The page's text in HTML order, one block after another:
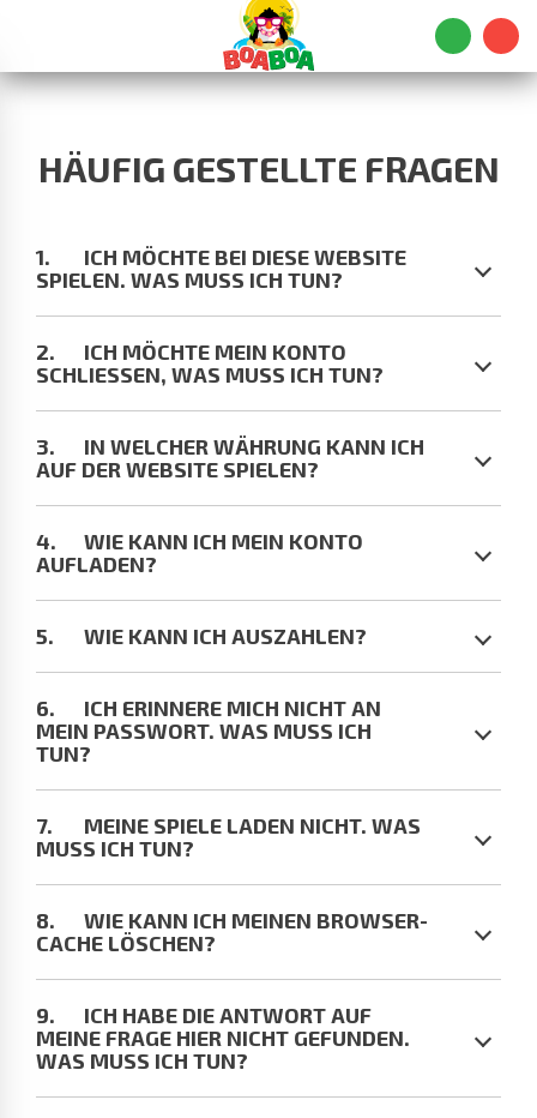
HÄUFIG GESTELLTE FRAGEN
ICH MÖCHTE BEI DIESE WEBSITE
SPIELEN. WAS MUSS ICH TUN?
ICH MÖCHTE MEIN KONTO
SCHLIESSEN, WAS MUSS ICH TUN?
IN WELCHER WÄHRUNG KANN ICH
AUF DER WEBSITE SPIELEN?
WIE KANN ICH MEIN KONTO
AUFLADEN?
WIE KANN ICH AUSZAHLEN?
ICH ERINNERE MICH NICHT AN
MEIN PASSWORT. WAS MUSS ICH
TUN?
MEINE SPIELE LADEN NICHT. WAS
MUSS ICH TUN?
WIE KANN ICH MEINEN BROWSER-
CACHE LÖSCHEN?
ICH HABE DIE ANTWORT AUF
MEINE FRAGE HIER NICHT GEFUNDEN.
WAS MUSS ICH TUN?